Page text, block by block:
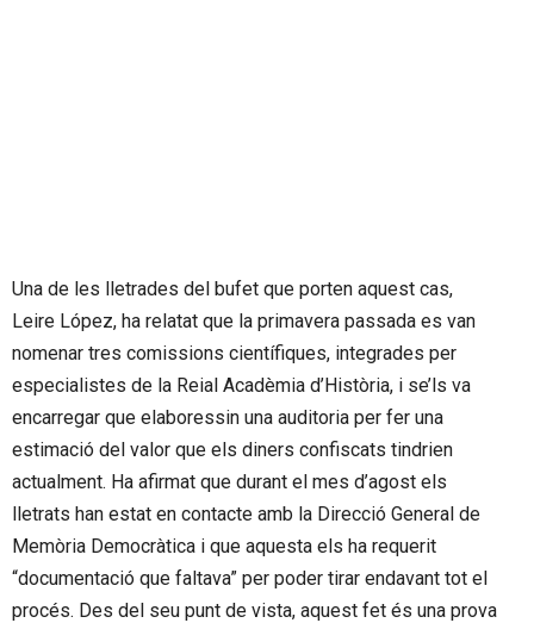
Una de les lletrades del bufet que porten aquest cas,
Leire López, ha relatat que la primavera passada es van
nomenar tres comissions científiques, integrades per
especialistes de la Reial Acadèmia d’Història, i se’ls va
encarregar que elaboressin una auditoria per fer una
estimació del valor que els diners confiscats tindrien
actualment. Ha afirmat que durant el mes d’agost els
lletrats han estat en contacte amb la Direcció General de
Memòria Democràtica i que aquesta els ha requerit
“documentació que faltava” per poder tirar endavant tot el
procés. Des del seu punt de vista, aquest fet és una prova